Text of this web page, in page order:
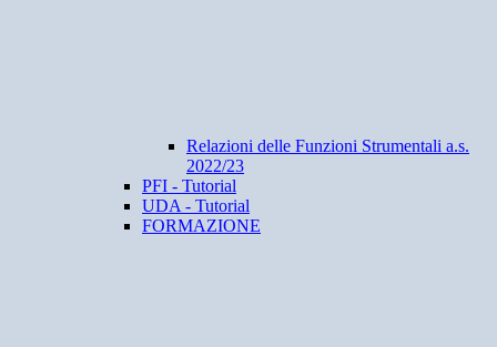
Relazioni delle Funzioni Strumentali a.s.
2022/23
PFI - Tutorial
UDA - Tutorial
FORMAZIONE